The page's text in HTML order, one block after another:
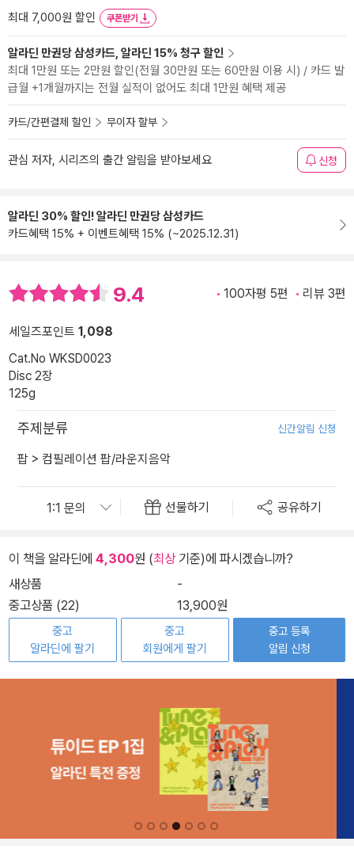
최대 7,000원 할인
쿠폰받기
알라딘 만권당 삼성카드, 알라딘 15% 청구 할인
최대 1만원 또는 2만원 할인(전월 30만원 또는 60만원 이용 시) / 카드 발
급월 +1개월까지는 전월 실적이 없어도 최대 1만원 혜택 제공
카드/간편결제 할인 무이자 할부
관심 저자, 시리즈의 출간 알림을 받아보세요 신청
알라딘 30% 할인! 알라딘 만권당 삼성카드
카드혜택 15% + 이벤트혜택 15% (~2025.12.31)
9.4 100자평 5편 리뷰 3편
세일즈포인트 1,098
Cat.No WKSD0023
Disc 2장
125g
주제분류 신간알림 신청
팝 > 컴필레이션 팝/라운지음악
선물하기 공유하기
이 책을 알라딘에 4,300원 (최상기준)에 파시겠습니까?
새상품
-
중고상품 (22)
13,900원
중고
알라딘에 팔기
중고
회원에게 팔기
중고 등록
알림 신청